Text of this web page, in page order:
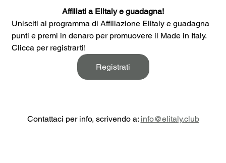
Affiliati a Elitaly e guadagna!
Unisciti al programma di Affiliazione Elitaly e guadagna
punti e premi in denaro per promuovere il Made in Italy.
Clicca per registrarti!
Registrati
Contattaci per info, scrivendo a: info@elitaly.club